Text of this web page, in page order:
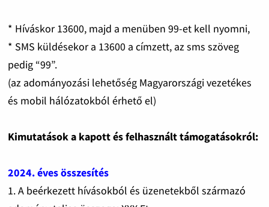
* Híváskor 13600, majd a menüben 99-et kell nyomni,
* SMS küldésekor a 13600 a címzett, az sms szöveg
pedig “99”.
(az adományozási lehetőség Magyarországi vezetékes
és mobil hálózatokból érhető el)
Kimutatások a kapott és felhasznált támogatásokról:
2024. éves összesítés
1. A beérkezett hívásokból és üzenetekből származó